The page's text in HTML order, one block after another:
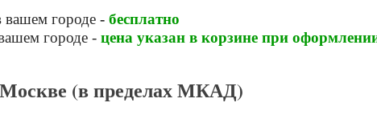
вашем городе - бесплатно
городе - цена указан в корзине при
Москве (в пределах МКАД)